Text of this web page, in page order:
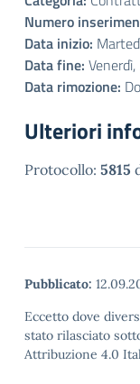
Numero
Data inizio:
Data fine:
Data rimozione:
Ulteriori
Protocollo: 5815
Pubblicato:
Eccetto dove
stato rilasciato
Attribuzione 4.0